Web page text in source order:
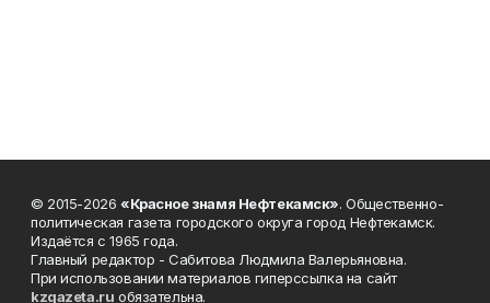
© 2015-2026 «Красное знамя Нефтекамск». Общественно-
политическая газета городского округа город Нефтекамск.
Издаётся с 1965 года.
Главный редактор - Сабитова Людмила Валерьяновна.
При использовании материалов гиперссылка на сайт
kzgazeta.ru обязательна.